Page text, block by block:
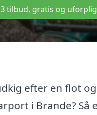
3 tilbud, gratis og
efter en flot
i Brande? Så